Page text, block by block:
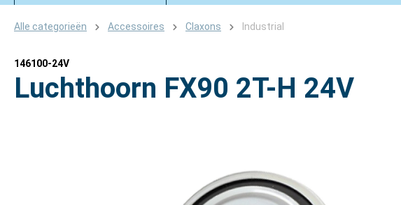
Alle categorieën Accessoires Claxons Industrial
146100-24V
Luchthoorn FX90 2T-H 24V